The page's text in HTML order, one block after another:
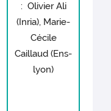
: Olivier Ali
(Inria), Marie-
Cécile
Caillaud (Ens-
lyon)